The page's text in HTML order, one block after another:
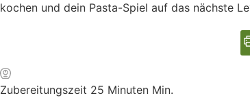
kochen und dein Pasta-Spiel auf das nächste
Zubereitungszeit 25 Minuten Min.